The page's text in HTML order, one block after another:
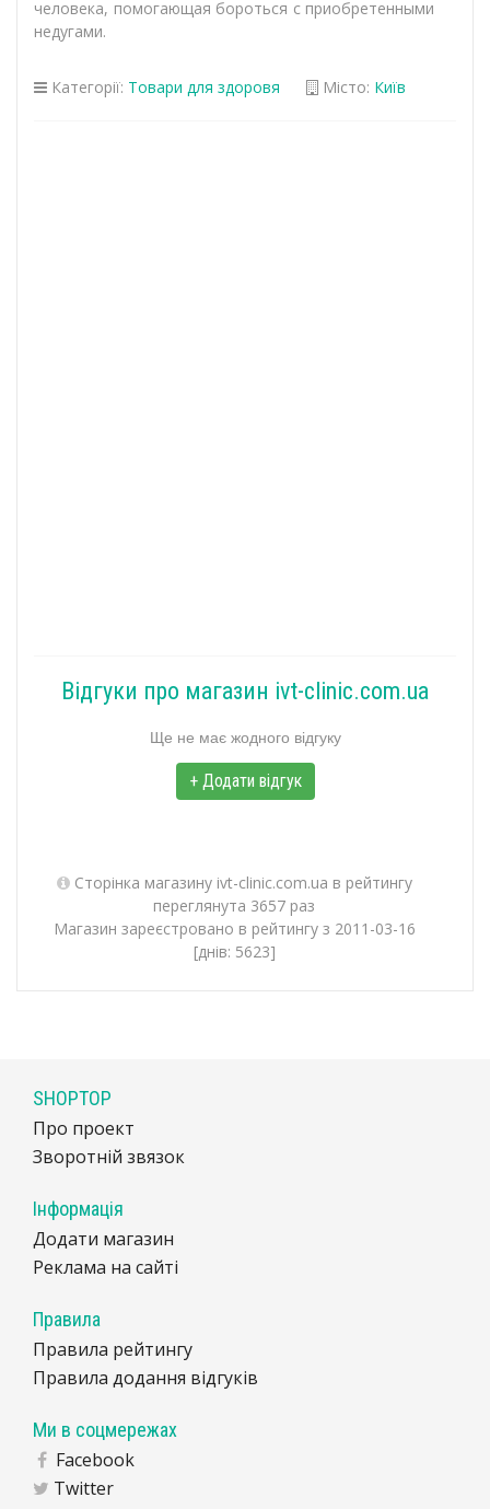
человека, помогающая бороться с приобретенными
недугами.
Категорії: Товари для здоровя Місто: Київ
Відгуки про магазин ivt-clinic.com.ua
Ще не має жодного відгуку
+ Додати відгук
Сторінка магазину ivt-clinic.com.ua в рейтингу
переглянута 3657 раз
Магазин зареєстровано в рейтингу з 2011-03-16
[днів: 5623]
SHOPTOP
Про проект
Зворотній звязок
Інформація
Додати магазин
Реклама на сайті
Правила
Правила рейтингу
Правила додання відгуків
Ми в соцмережах
Facebook
Twitter